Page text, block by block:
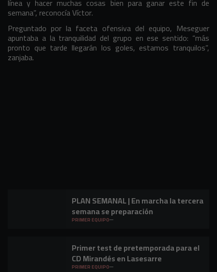
línea y hacer muchas cosas bien para ganar este fin de
semana”, reconocía Víctor.
Preguntado por la faceta ofensiva del equipo, Meseguer
apuntaba a la tranquilidad del grupo en ese sentido: “más
pronto que tarde llegarán los goles, estamos tranquilos”,
zanjaba.
PLAN SEMANAL | En marcha la tercera
semana se preparación
PRIMER EQUIPO
Primer test de pretemporada para el
CD Mirandés en Lasesarre
PRIMER EQUIPO